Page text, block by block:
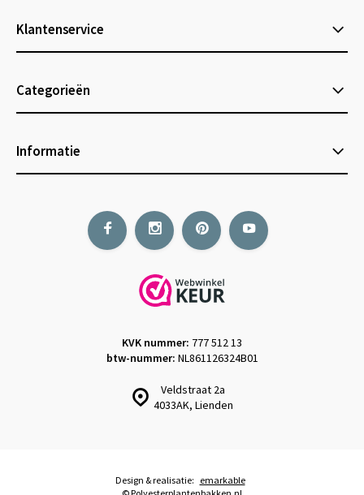
Klantenservice
Categorieën
Informatie
Veldstraat 2a
4033AK, Lienden
KVK nummer: 777 512 13
btw-nummer: NL861126324B01
Design & realisatie: emarkable